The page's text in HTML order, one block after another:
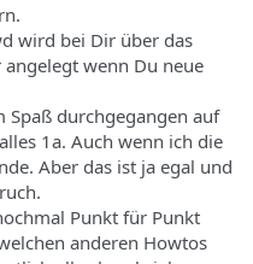
wird bei Dir über das
wenn Du neue
durchgegangen auf
1a. Auch wenn ich die
Aber das ist ja egal und
Punkt für Punkt
anderen Howtos